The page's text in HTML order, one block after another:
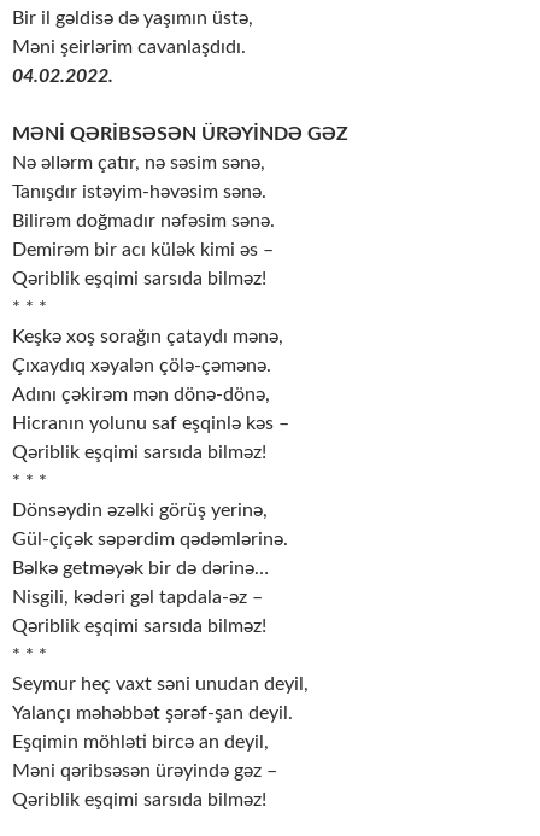
Bir il gəldisə də yaşımın üstə,
Məni şeirlərim cavanlaşdıdı.
04.02.2022.
MƏNİ QƏRİBSƏSƏN ÜRƏYİNDƏ GƏZ
Nə əlIərm çatır, nə səsim sənə,
Tanışdır istəyim-həvəsim sənə.
Bilirəm doğmadır nəfəsim sənə.
Demirəm bir acı külək kimi əs –
Qəriblik eşqimi sarsıda bilməz!
* * *
Keşkə xoş sorağın çataydı mənə,
Çıxaydıq xəyalən çölə-çəmənə.
Adını çəkirəm mən dönə-dönə,
Hicranın yolunu saf eşqinlə kəs –
Qəriblik eşqimi sarsıda bilməz!
* * *
Dönsəydin əzəlki görüş yerinə,
Gül-çiçək səpərdim qədəmlərinə.
Bəlkə getməyək bir də dərinə…
Nisgili, kədəri gəl tapdala-əz –
Qəriblik eşqimi sarsıda bilməz!
* * *
Seymur heç vaxt səni unudan deyil,
Yalançı məhəbbət şərəf-şan deyil.
Eşqimin möhləti bircə an deyil,
Məni qəribsəsən ürəyində gəz –
Qəriblik eşqimi sarsıda bilməz!